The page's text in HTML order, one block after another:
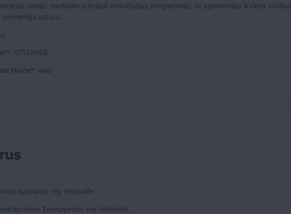
devās. Herbalife izstrādā individuālas programmas, lai apmierinātu ikviena cilvēka
uzturu.
07139008
Name*: woo
ομορφιάς της Herbalife
Συνεργατών της Herbalife.